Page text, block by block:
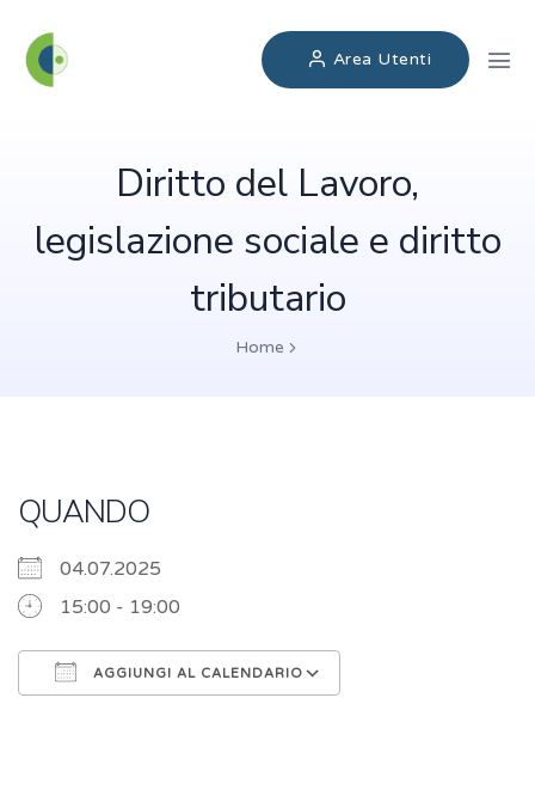
Area Utenti
Diritto del Lavoro,
legislazione sociale e diritto
tributario
Home
QUANDO
04.07.2025
15:00 - 19:00
AGGIUNGI AL CALENDARIO